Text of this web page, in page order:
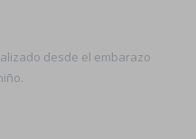
desde el embarazo